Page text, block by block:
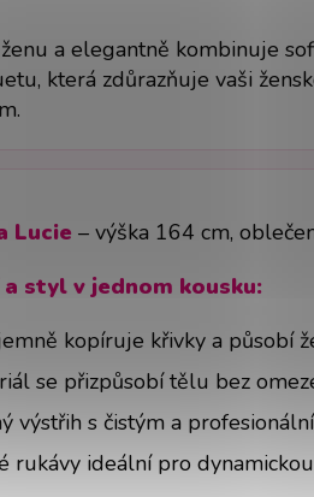
a elegantně kombinuje
která zdůrazňuje vaši
Lucie – výška 164 cm,
styl v jednom kousku:
kopíruje křivky a působí
se přizpůsobí tělu bez
výstřih s čistým a
rukávy ideální pro